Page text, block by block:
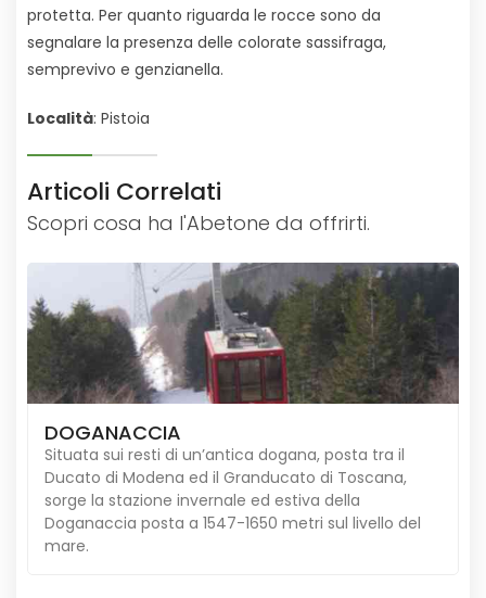
protetta. Per quanto riguarda le rocce sono da
segnalare la presenza delle colorate sassifraga,
semprevivo e genzianella.
Località: Pistoia
Articoli Correlati
Scopri cosa ha l'Abetone da offrirti.
DOGANACCIA
Situata sui resti di un’antica dogana, posta tra il
Ducato di Modena ed il Granducato di Toscana,
sorge la stazione invernale ed estiva della
Doganaccia posta a 1547-1650 metri sul livello del
mare.